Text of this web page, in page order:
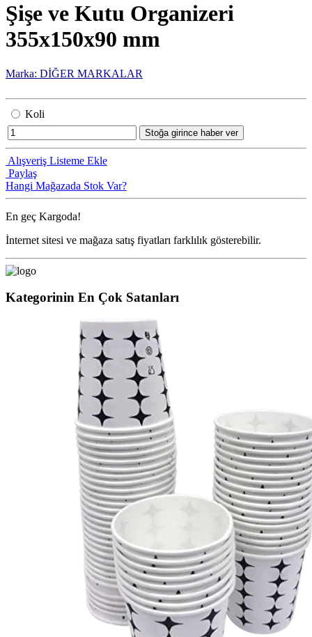
Şişe ve Kutu Organizeri
355x150x90 mm
Marka: DİĞER MARKALAR
Koli
Stoğa girince haber ver
Alışveriş Listeme Ekle
Paylaş
Hangi Mağazada Stok Var?
En geç Kargoda!
İnternet sitesi ve mağaza satış fiyatları farklılık gösterebilir.
Kategorinin En Çok Satanları